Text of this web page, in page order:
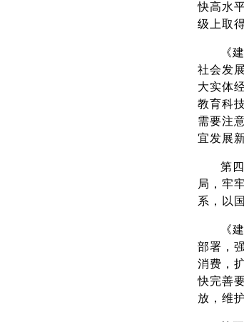
快高水
级上取
《
社会发
大实体
教育科
需要注
宜发展
第
局，牢
系，以
《
部署，
消费，
快完善
放，维